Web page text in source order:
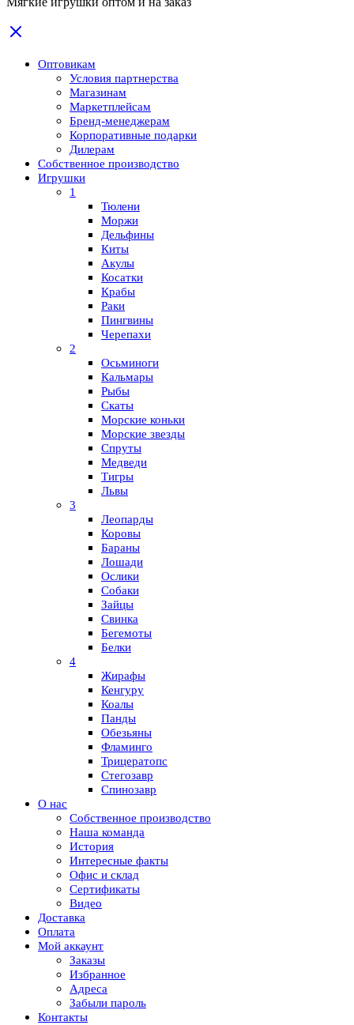
Оптовикам
Условия партнерства
Магазинам
Маркетплейсам
Бренд-менеджерам
Корпоративные подарки
Дилерам
Собственное производство
Игрушки
1
Тюлени
Моржи
Дельфины
Киты
Акулы
Косатки
Крабы
Раки
Пингвины
Черепахи
2
Осьминоги
Кальмары
Рыбы
Скаты
Морские коньки
Морские звезды
Спруты
Медведи
Тигры
Львы
3
Леопарды
Коровы
Бараны
Лошади
Ослики
Собаки
Зайцы
Свинка
Бегемоты
Белки
4
Жирафы
Кенгуру
Коалы
Панды
Обезьяны
Фламинго
Трицератопс
Стегозавр
Спинозавр
О нас
Собственное производство
Наша команда
История
Интересные факты
Офис и склад
Сертификаты
Видео
Доставка
Оплата
Мой аккаунт
Заказы
Избранное
Адреса
Забыли пароль
Контакты